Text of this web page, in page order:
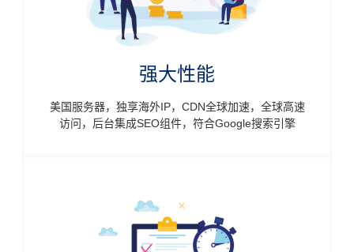
强大性能
美国服务器，独享海外IP，CDN全球加速，全球高速
访问，后台集成SEO组件，符合Google搜索引擎